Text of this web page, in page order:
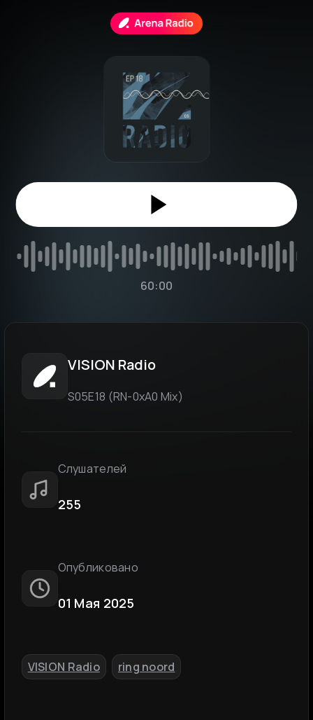
60:00
VISION Radio
S05E18 (RN-0xA0 Mix)
Слушателей
255
Опубликовано
01 Мая 2025
VISION Radio ring noord